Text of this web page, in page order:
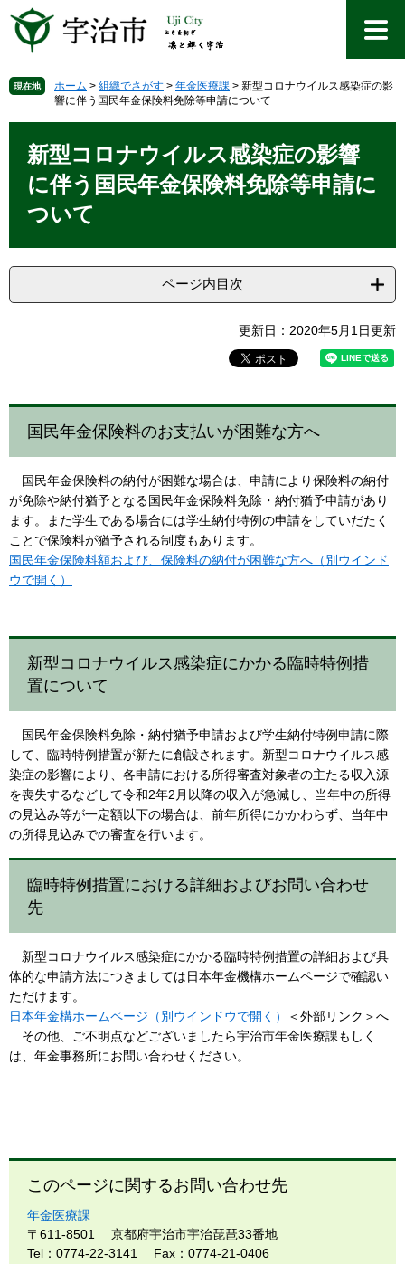
先
で
を
ば
現在地 ホーム > 組織でさがす > 年金医療課 > 新型コロナウイルス感染症の影
響に伴う国民年金保険料免除等申請について
新型コロナウイルス感染症の影響
に伴う国民年金保険料免除等申請に
ついて
ページ内目次
更新日：2020年5月1日更新
国民年金保険料のお支払いが困難な方へ
国民年金保険料の納付が困難な場合は、申請により保険料の納付
が免除や納付猶予となる国民年金保険料免除・納付猶予申請があり
ます。また学生である場合には学生納付特例の申請をしていだたく
ことで保険料が猶予される制度もあります。
国民年金保険料額および、保険料の納付が困難な方へ（別ウインド
ウで開く）
新型コロナウイルス感染症にかかる臨時特例措
置について
国民年金保険料免除・納付猶予申請および学生納付特例申請に際
して、臨時特例措置が新たに創設されます。新型コロナウイルス感
染症の影響により、各申請における所得審査対象者の主たる収入源
を喪失するなどして令和2年2月以降の収入が急減し、当年中の所得
の見込み等が一定額以下の場合は、前年所得にかかわらず、当年中
の所得見込みでの審査を行います。
臨時特例措置における詳細およびお問い合わせ
先
新型コロナウイルス感染症にかかる臨時特例措置の詳細および具
体的な申請方法につきましては日本年金機構ホームページで確認い
ただけます。
日本年金構ホームページ（別ウインドウで開く）
＜外部リンク＞へ
その他、ご不明点などございましたら宇治市年金医療課もしく
は、年金事務所にお問い合わせください。
このページに関するお問い合わせ先
年金医療課
〒611-8501
京都府宇治市宇治琵琶33番地
Tel：0774-22-3141
Fax：0774-21-0406